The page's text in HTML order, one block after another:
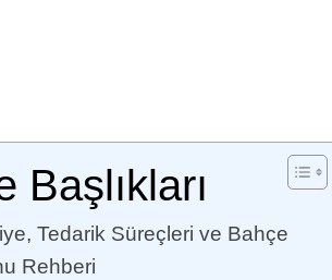
Başlıkları
Tedarik Süreçleri ve Bahçe
Rehberi